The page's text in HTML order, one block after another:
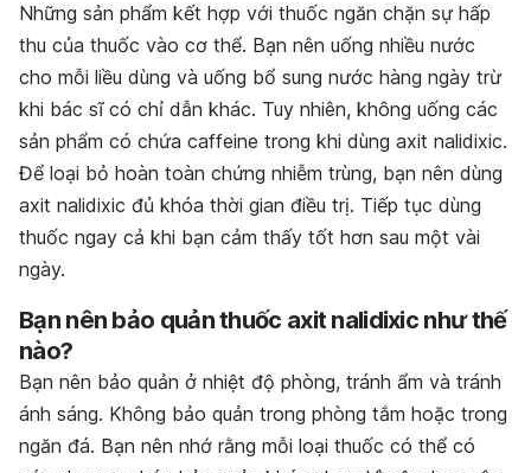
Những sản phẩm kết hợp với thuốc ngăn chặn sự hấp
thu của thuốc vào cơ thể. Bạn nên uống nhiều nước
cho mỗi liều dùng và uống bổ sung nước hàng ngày trừ
khi bác sĩ có chỉ dẫn khác. Tuy nhiên, không uống các
sản phẩm có chứa caffeine trong khi dùng axit nalidixic.
Để loại bỏ hoàn toàn chứng nhiễm trùng, bạn nên dùng
axit nalidixic đủ khóa thời gian điều trị. Tiếp tục dùng
thuốc ngay cả khi bạn cảm thấy tốt hơn sau một vài
ngày.
Bạn nên bảo quản thuốc axit nalidixic như thế
nào?
Bạn nên bảo quản ở nhiệt độ phòng, tránh ẩm và tránh
ánh sáng. Không bảo quản trong phòng tắm hoặc trong
ngăn đá. Bạn nên nhớ rằng mỗi loại thuốc có thể có